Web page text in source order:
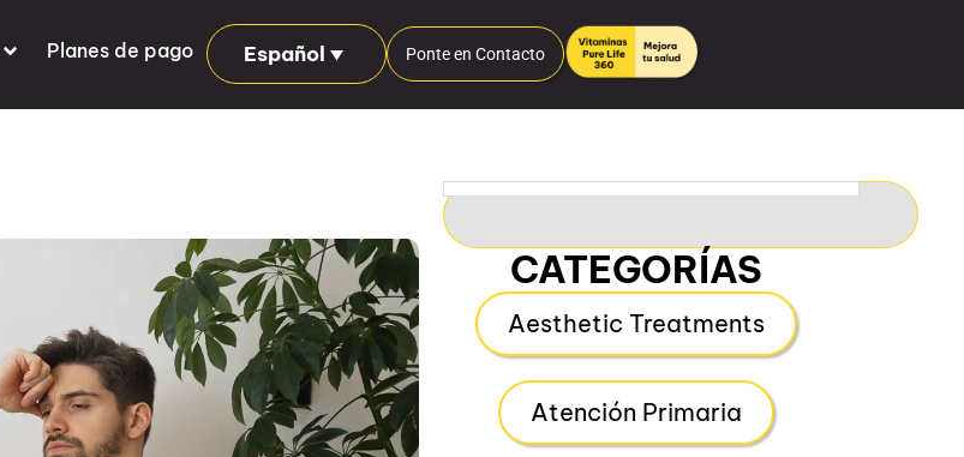
Planes de pago Español Ponte en Contacto
CATEGORÍAS
Aesthetic Treatments
Atención Primaria